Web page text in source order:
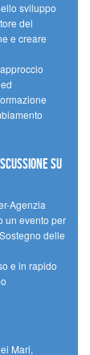
sviluppo
del
e creare
su
Agenzia
un evento per
delle
e in rapido
Mari,